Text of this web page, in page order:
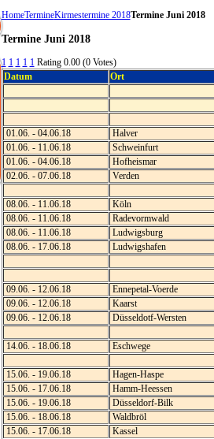
HomeTermineKirmestermine 2018Termine Juni 2018
Termine Juni 2018
1 1 1 1 1 Rating 0.00 (0 Votes)
Datum
Ort
01.06. - 04.06.18 Halver
01.06. - 11.06.18
Schweinfurt
01.06. - 04.06.18
Hofheismar
02.06. - 07.06.18
Verden
08.06. - 11.06.18 Köln
08.06. - 11.06.18
Radevormwald
08.06. - 11.06.18
Ludwigsburg
08.06. - 17.06.18
Ludwigshafen
09.06. - 12.06.18 Ennepetal-Voerde
09.06. - 12.06.18
Kaarst
09.06. - 12.06.18
Düsseldotf-Wersten
14.06. - 18.06.18 Eschwege
15.06. - 19.06.18 Hagen-Haspe
15.06. - 17.06.18
Hamm-Heessen
15.06. - 19.06.18
Düsseldorf-Bilk
15.06. - 18.06.18
Waldbröl
15.06. - 17.06.18
Kassel